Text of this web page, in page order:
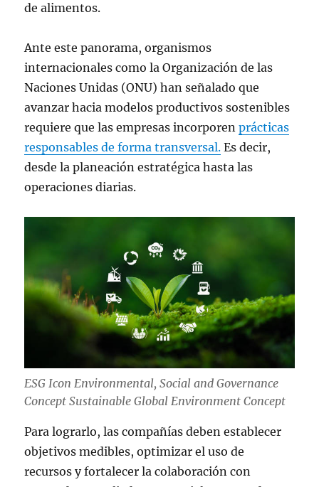
de alimentos.
Ante este panorama, organismos
internacionales como la Organización de las
Naciones Unidas (ONU) han señalado que
avanzar hacia modelos productivos sostenibles
requiere que las empresas incorporenprácticas
responsables de forma transversal. Es decir,
desde la planeación estratégica hasta las
operaciones diarias.
ESG Icon Environmental, Social and Governance
Concept Sustainable Global Environment Concept
Para lograrlo, las compañías deben establecer
objetivos medibles, optimizar el uso de
recursos y fortalecer la colaboración con